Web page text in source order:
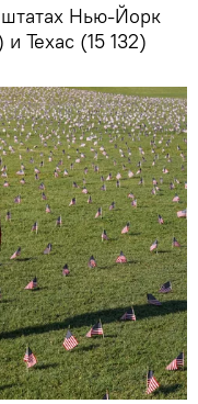
Нью-Йорк
Техас (15 132)